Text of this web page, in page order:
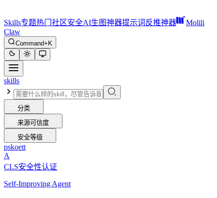
Skills专题热门 社区安全AI生图神器提示词反推神器
Molili
Claw
Command+K
skills
分类
来源可信度
安全等级
pskoett
A
CLS安全性认证
Self-Improving Agent